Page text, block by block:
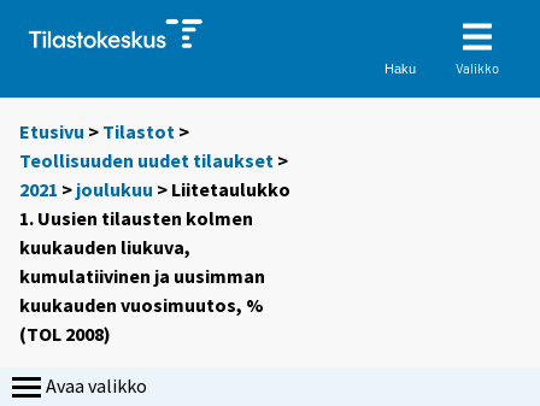
Haku Valikko
Etusivu > Tilastot >
Teollisuuden uudet tilaukset >
2021 > joulukuu > Liitetaulukko
1. Uusien tilausten kolmen
kuukauden liukuva,
kumulatiivinen ja uusimman
kuukauden vuosimuutos, %
(TOL 2008)
Avaa valikko